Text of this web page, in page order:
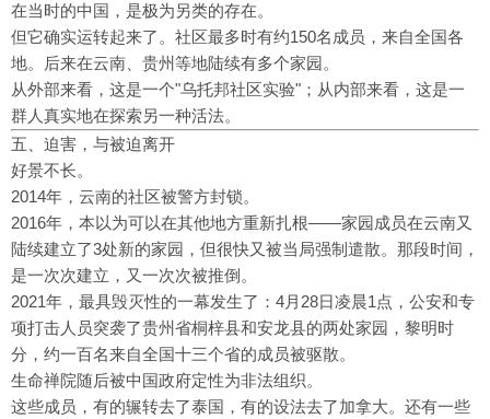
在当时的中国，是极为另类的存在。
但它确实运转起来了。社区最多时有约150名成员，来自全国各
地。后来在云南、贵州等地陆续有多个家园。
从外部来看，这是一个"乌托邦社区实验"；从内部来看，这是一
群人真实地在探索另一种活法。
五、迫害，与被迫离开
好景不长。
2014年，云南的社区被警方封锁。
2016年，本以为可以在其他地方重新扎根——家园成员在云南又
陆续建立了3处新的家园，但很快又被当局强制遣散。那段时间，
是一次次建立，又一次次被推倒。
2021年，最具毁灭性的一幕发生了：4月28日凌晨1点，公安和专
项打击人员突袭了贵州省桐梓县和安龙县的两处家园，黎明时
分，约一百名来自全国十三个省的成员被驱散。
生命禅院随后被中国政府定性为非法组织。
这些成员，有的辗转去了泰国，有的设法去了加拿大。还有一些